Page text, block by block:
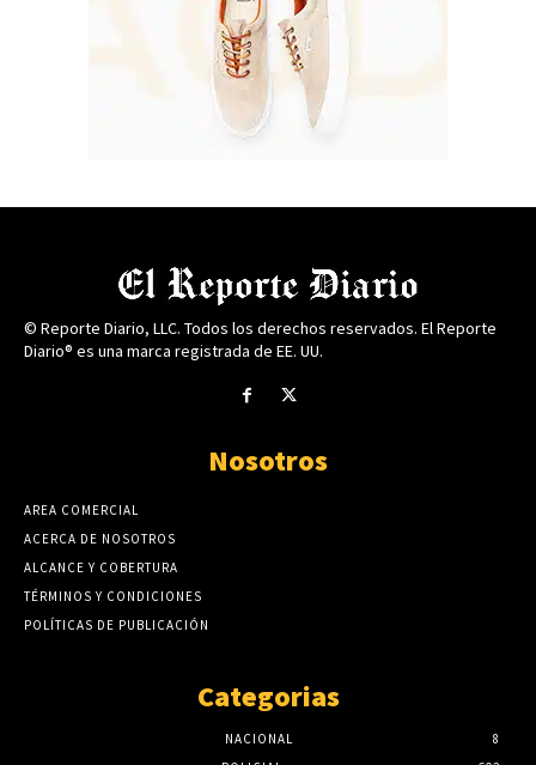
© Reporte Diario, LLC. Todos los derechos reservados. El Reporte
Diario® es una marca registrada de EE. UU.
Nosotros
AREA COMERCIAL
ACERCA DE NOSOTROS
ALCANCE Y COBERTURA
TÉRMINOS Y CONDICIONES
POLÍTICAS DE PUBLICACIÓN
Categorias
NACIONAL
8